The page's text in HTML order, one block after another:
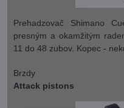
Prehadzovač Shimano
presným a okamžitým
11 do 48 zubov. Kopec -
Brzdy
Attack pistons